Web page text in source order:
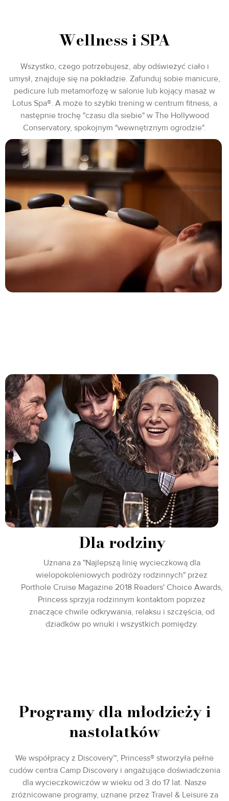
Wellness i SPA
Wszystko, czego potrzebujesz, aby odświeżyć ciało i
umysł, znajduje się na pokładzie. Zafunduj sobie manicure,
pedicure lub metamorfozę w salonie lub kojący masaż w
Lotus Spa®. A może to szybki trening w centrum fitness, a
następnie trochę "czasu dla siebie" w The Hollywood
Conservatory, spokojnym "wewnętrznym ogrodzie".
Dla rodziny
Uznana za "Najlepszą linię wycieczkową dla
wielopokoleniowych podróży rodzinnych" przez
Porthole Cruise Magazine 2018 Readers' Choice Awards,
Princess sprzyja rodzinnym kontaktom poprzez
znaczące chwile odkrywania, relaksu i szczęścia, od
dziadków po wnuki i wszystkich pomiędzy.
Programy dla młodzieży i
nastolatków
We współpracy z Discovery™, Princess® stworzyła pełne
cudów centra Camp Discovery i angażujące doświadczenia
dla wycieczkowiczów w wieku od 3 do 17 lat. Nasze
zróżnicowane programy, uznane przez Travel & Leisure za